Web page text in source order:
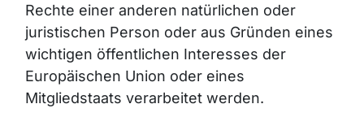
Rechte einer anderen natürlichen oder
juristischen Person oder aus Gründen eines
wichtigen öffentlichen Interesses der
Europäischen Union oder eines
Mitgliedstaats verarbeitet werden.